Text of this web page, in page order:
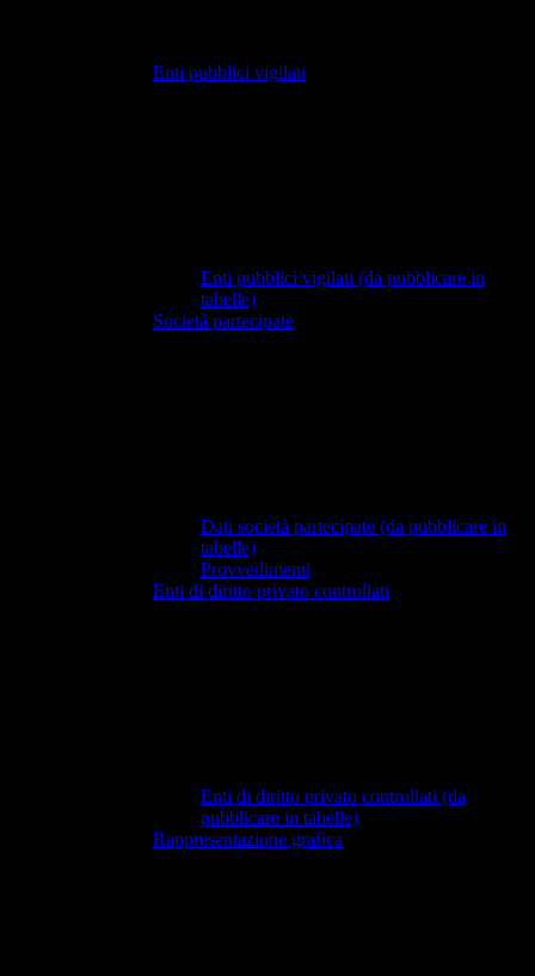
Enti pubblici vigilati
Enti pubblici vigilati (da pubblicare in
tabelle)
Società partecipate
Dati società partecipate (da pubblicare in
tabelle)
Provvedimenti
Enti di diritto privato controllati
Enti di diritto privato controllati (da
pubblicare in tabelle)
Rappresentazione grafica